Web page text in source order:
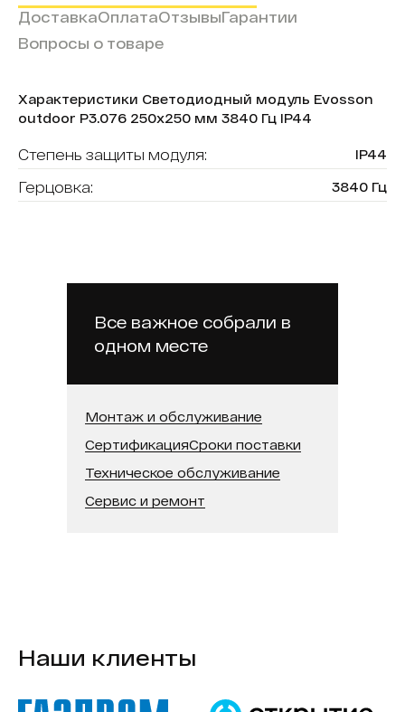
ДоставкаОплатаОтзывыГарантии
Вопросы о товаре
Характеристики Светодиодный модуль Evosson
outdoor P3.076 250х250 мм 3840 Гц IP44
Степень защиты модуля: IP44
Герцовка: 3840 Гц
Размер модуля, мм: 250х250
Шаг пикселя:
Все важное собрали в
одном месте
Монтаж и обслуживание
СертификацияСроки поставки
Техническое обслуживание
Сервис и ремонт
Наши клиенты